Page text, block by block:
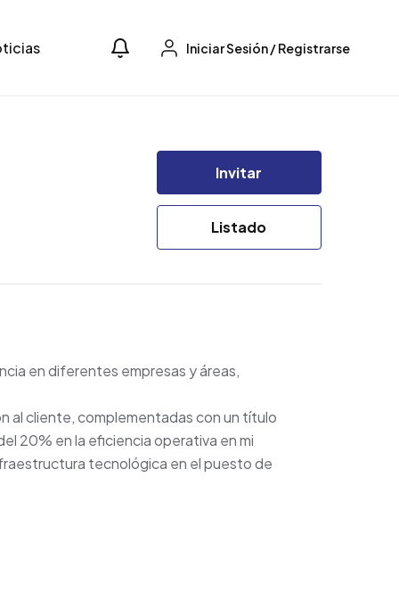
Iniciar Sesión/Registrarse
Invitar
Listado
en diferentes empresas y áreas,
al cliente, complementadas con un título
20% en la eficiencia operativa en mi
tecnológica en el puesto de